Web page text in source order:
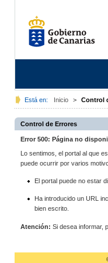
Está en: Inicio > Control
Control de Errores
Error 500: Página no
Lo sentimos, el portal al que
puede ocurrir por varios
El portal puede no estar
Ha introducido un URL
bien escrito.
Atención: Si desea informar,